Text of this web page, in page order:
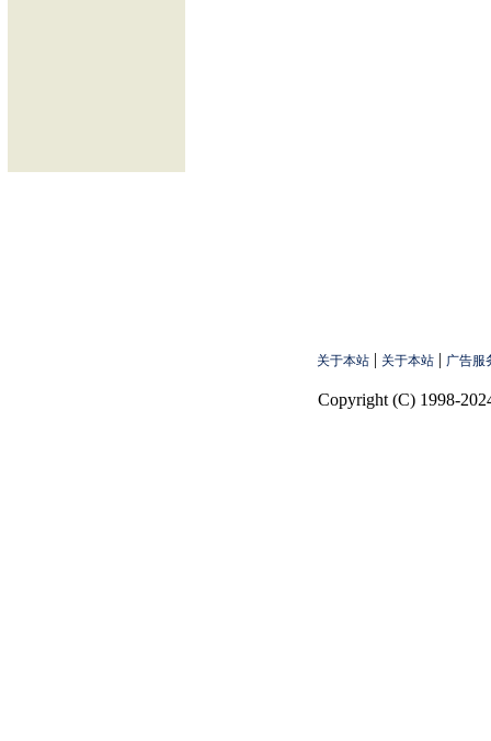
关于本站 | 关于本站 | 广告服
Copyright (C) 1998-